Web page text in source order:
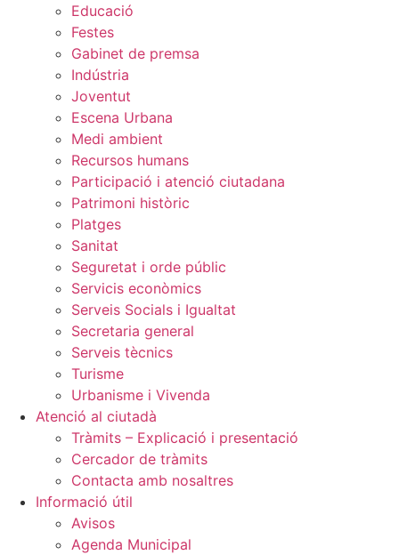
Educació
Festes
Gabinet de premsa
Indústria
Joventut
Escena Urbana
Medi ambient
Recursos humans
Participació i atenció ciutadana
Patrimoni històric
Platges
Sanitat
Seguretat i orde públic
Servicis econòmics
Serveis Socials i Igualtat
Secretaria general
Serveis tècnics
Turisme
Urbanisme i Vivenda
Atenció al ciutadà
Tràmits – Explicació i presentació
Cercador de tràmits
Contacta amb nosaltres
Informació útil
Avisos
Agenda Municipal